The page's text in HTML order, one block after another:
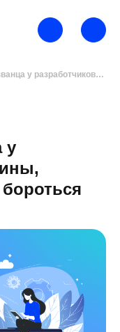
Синдром самозванца у разработчиков: причины, признаки и как с ним бороться
у